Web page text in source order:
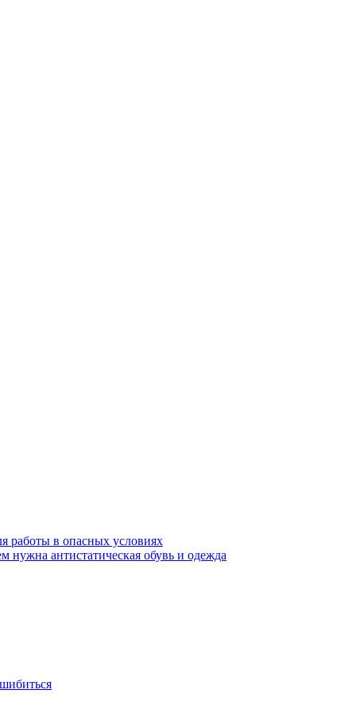
работы в опасных условиях
нужна антистатическая обувь и одежда